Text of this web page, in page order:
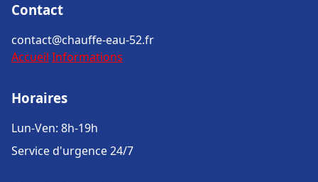
Contact
contact@chauffe-eau-52.fr
Accueil Informations
Horaires
Lun-Ven: 8h-19h
Service d'urgence 24/7